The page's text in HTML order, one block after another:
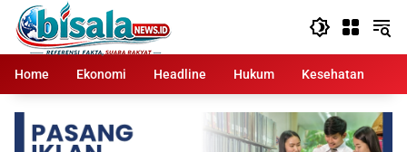
Langsung
konten
Home
Ekonomi Headline Hukum Kesehatan